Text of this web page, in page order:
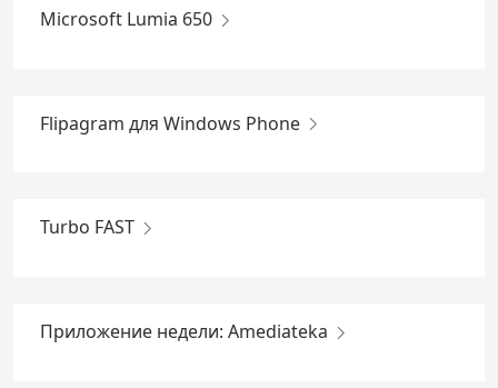
Microsoft Lumia 650
Flipagram для Windows Phone
Turbo FAST
Приложение недели: Amediateka